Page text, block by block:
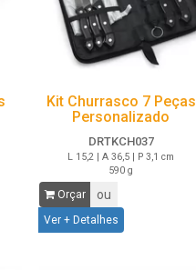
Kit Churrasco 7 Peças
Personalizado
DRTKCH037
L 15,2 | A 36,5 | P 3,1 cm
590 g
Orçar ou
Ver + Detalhes